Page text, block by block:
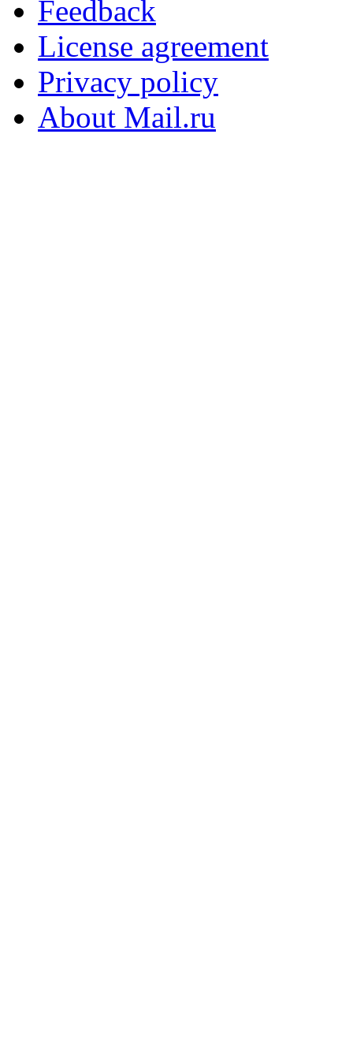
Feedback
License agreement
Privacy policy
About Mail.ru